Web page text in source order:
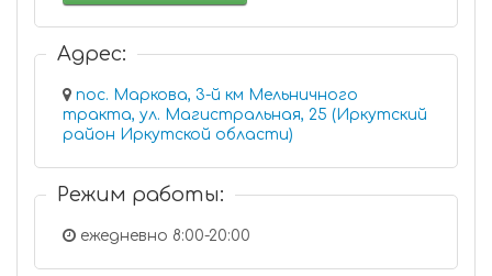
Адрес:
пос. Маркова, 3-й км Мельничного
тракта, ул. Магистральная, 25 (Иркутский
район Иркутской области)
Режим работы:
ежедневно 8:00-20:00